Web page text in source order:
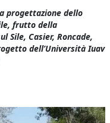
progettazione dello
frutto della
Sile, Casier, Roncade,
dell’Università Iuav